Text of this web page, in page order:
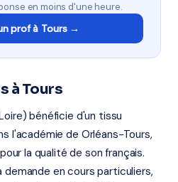
en moins d'une heure.
prof à Tours →
à Tours
bénéficie d'un tissu
l'académie de Orléans-Tours,
la qualité de son français.
demande en cours particuliers,